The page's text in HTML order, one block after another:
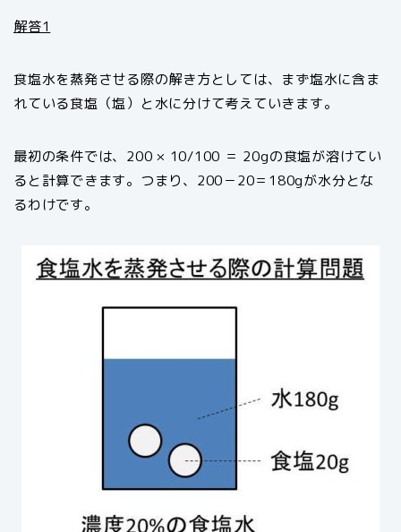
解答1
食塩水を蒸発させる際の解き方としては、まず塩水に含ま
れている食塩（塩）と水に分けて考えていきます。
最初の条件では、200 × 10/100 ＝ 20gの食塩が溶けてい
ると計算できます。つまり、200－20＝180gが水分とな
るわけです。